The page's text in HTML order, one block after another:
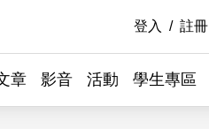
登入 註冊
章 影音 活動 學生專區